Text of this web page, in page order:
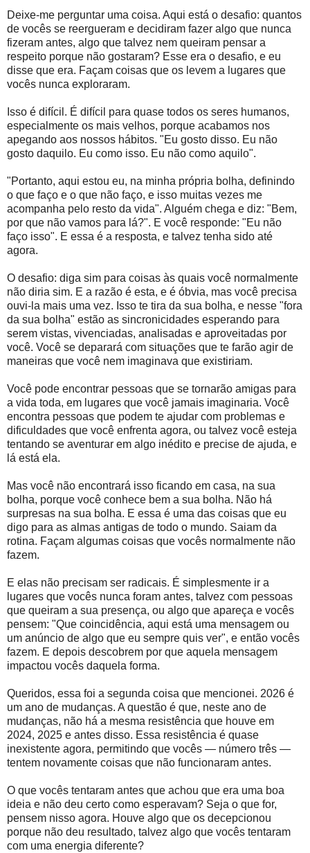
Deixe-me perguntar uma coisa. Aqui está o desafio: quantos
de vocês se reergueram e decidiram fazer algo que nunca
fizeram antes, algo que talvez nem queiram pensar a
respeito porque não gostaram? Esse era o desafio, e eu
disse que era. Façam coisas que os levem a lugares que
vocês nunca exploraram.
Isso é difícil. É difícil para quase todos os seres humanos,
especialmente os mais velhos, porque acabamos nos
apegando aos nossos hábitos. "Eu gosto disso. Eu não
gosto daquilo. Eu como isso. Eu não como aquilo".
"Portanto, aqui estou eu, na minha própria bolha, definindo
o que faço e o que não faço, e isso muitas vezes me
acompanha pelo resto da vida". Alguém chega e diz: "Bem,
por que não vamos para lá?". E você responde: "Eu não
faço isso". E essa é a resposta, e talvez tenha sido até
agora.
O desafio: diga sim para coisas às quais você normalmente
não diria sim. E a razão é esta, e é óbvia, mas você precisa
ouvi-la mais uma vez. Isso te tira da sua bolha, e nesse "fora
da sua bolha" estão as sincronicidades esperando para
serem vistas, vivenciadas, analisadas e aproveitadas por
você. Você se deparará com situações que te farão agir de
maneiras que você nem imaginava que existiriam.
Você pode encontrar pessoas que se tornarão amigas para
a vida toda, em lugares que você jamais imaginaria. Você
encontra pessoas que podem te ajudar com problemas e
dificuldades que você enfrenta agora, ou talvez você esteja
tentando se aventurar em algo inédito e precise de ajuda, e
lá está ela.
Mas você não encontrará isso ficando em casa, na sua
bolha, porque você conhece bem a sua bolha. Não há
surpresas na sua bolha. E essa é uma das coisas que eu
digo para as almas antigas de todo o mundo. Saiam da
rotina. Façam algumas coisas que vocês normalmente não
fazem.
E elas não precisam ser radicais. É simplesmente ir a
lugares que vocês nunca foram antes, talvez com pessoas
que queiram a sua presença, ou algo que apareça e vocês
pensem: "Que coincidência, aqui está uma mensagem ou
um anúncio de algo que eu sempre quis ver", e então vocês
fazem. E depois descobrem por que aquela mensagem
impactou vocês daquela forma.
Queridos, essa foi a segunda coisa que mencionei. 2026 é
um ano de mudanças. A questão é que, neste ano de
mudanças, não há a mesma resistência que houve em
2024, 2025 e antes disso. Essa resistência é quase
inexistente agora, permitindo que vocês — número três —
tentem novamente coisas que não funcionaram antes.
O que vocês tentaram antes que achou que era uma boa
ideia e não deu certo como esperavam? Seja o que for,
pensem nisso agora. Houve algo que os decepcionou
porque não deu resultado, talvez algo que vocês tentaram
com uma energia diferente?